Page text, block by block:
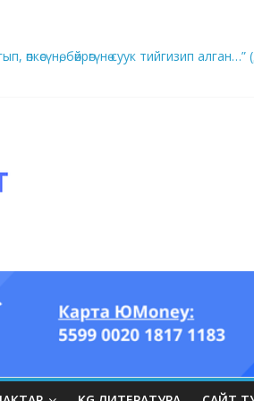
өпкөсүнө, бөйрөгүнө суук тийгизип
он үч акындын котормосунда